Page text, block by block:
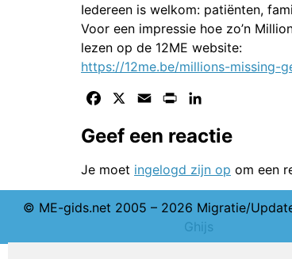
Iedereen is welkom: patiënten,
Voor een impressie hoe zo’n
lezen op de 12ME website:
https://12me.be/millions-missing-
Facebook Email Print
Geef een reactie
Je moet ingelogd zijn op om een
© ME-gids.net 2005 – 2026 Migratie/
Ghijs